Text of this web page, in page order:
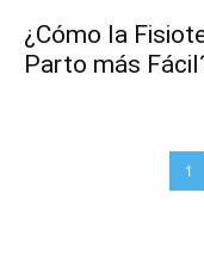
¿Cómo la
Parto más
1